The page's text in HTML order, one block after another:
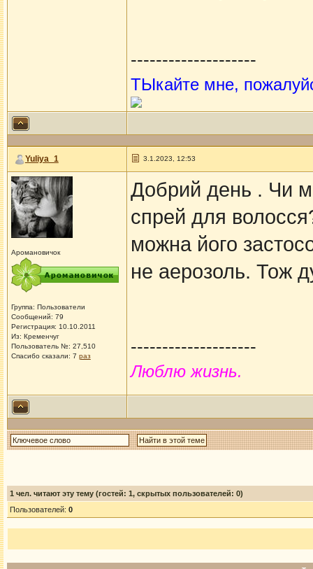
--------------------
ТЫкайте мне,
Yuliya_1 3.1.2023, 12:53
Аромановичок
Группа: Пользователи
Сообщений: 79
Регистрация: 10.10.2011
Из: Кременчуг
Пользователь №: 27,510
Спасибо сказали: 7 раз
Добрий день . Чи
спрей для
можна його
не аерозоль. Тож
--------------------
Люблю жизнь.
1 чел. читают эту тему (гостей: 1, скрытых пользователей: 0)
Пользователей: 0